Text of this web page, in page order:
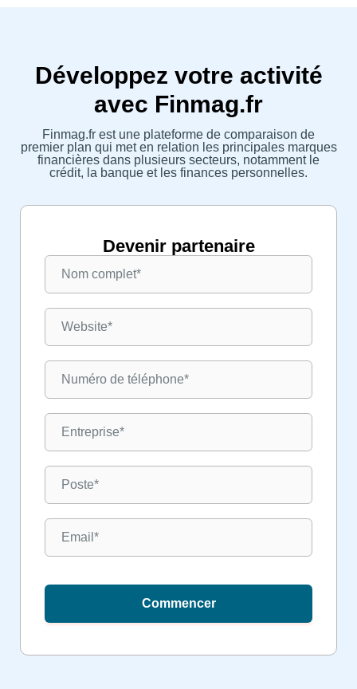
Développez votre activité
avec Finmag.fr
Finmag.fr est une plateforme de comparaison de
premier plan qui met en relation les principales marques
financières dans plusieurs secteurs, notamment le
crédit, la banque et les finances personnelles.
Devenir partenaire
Commencer